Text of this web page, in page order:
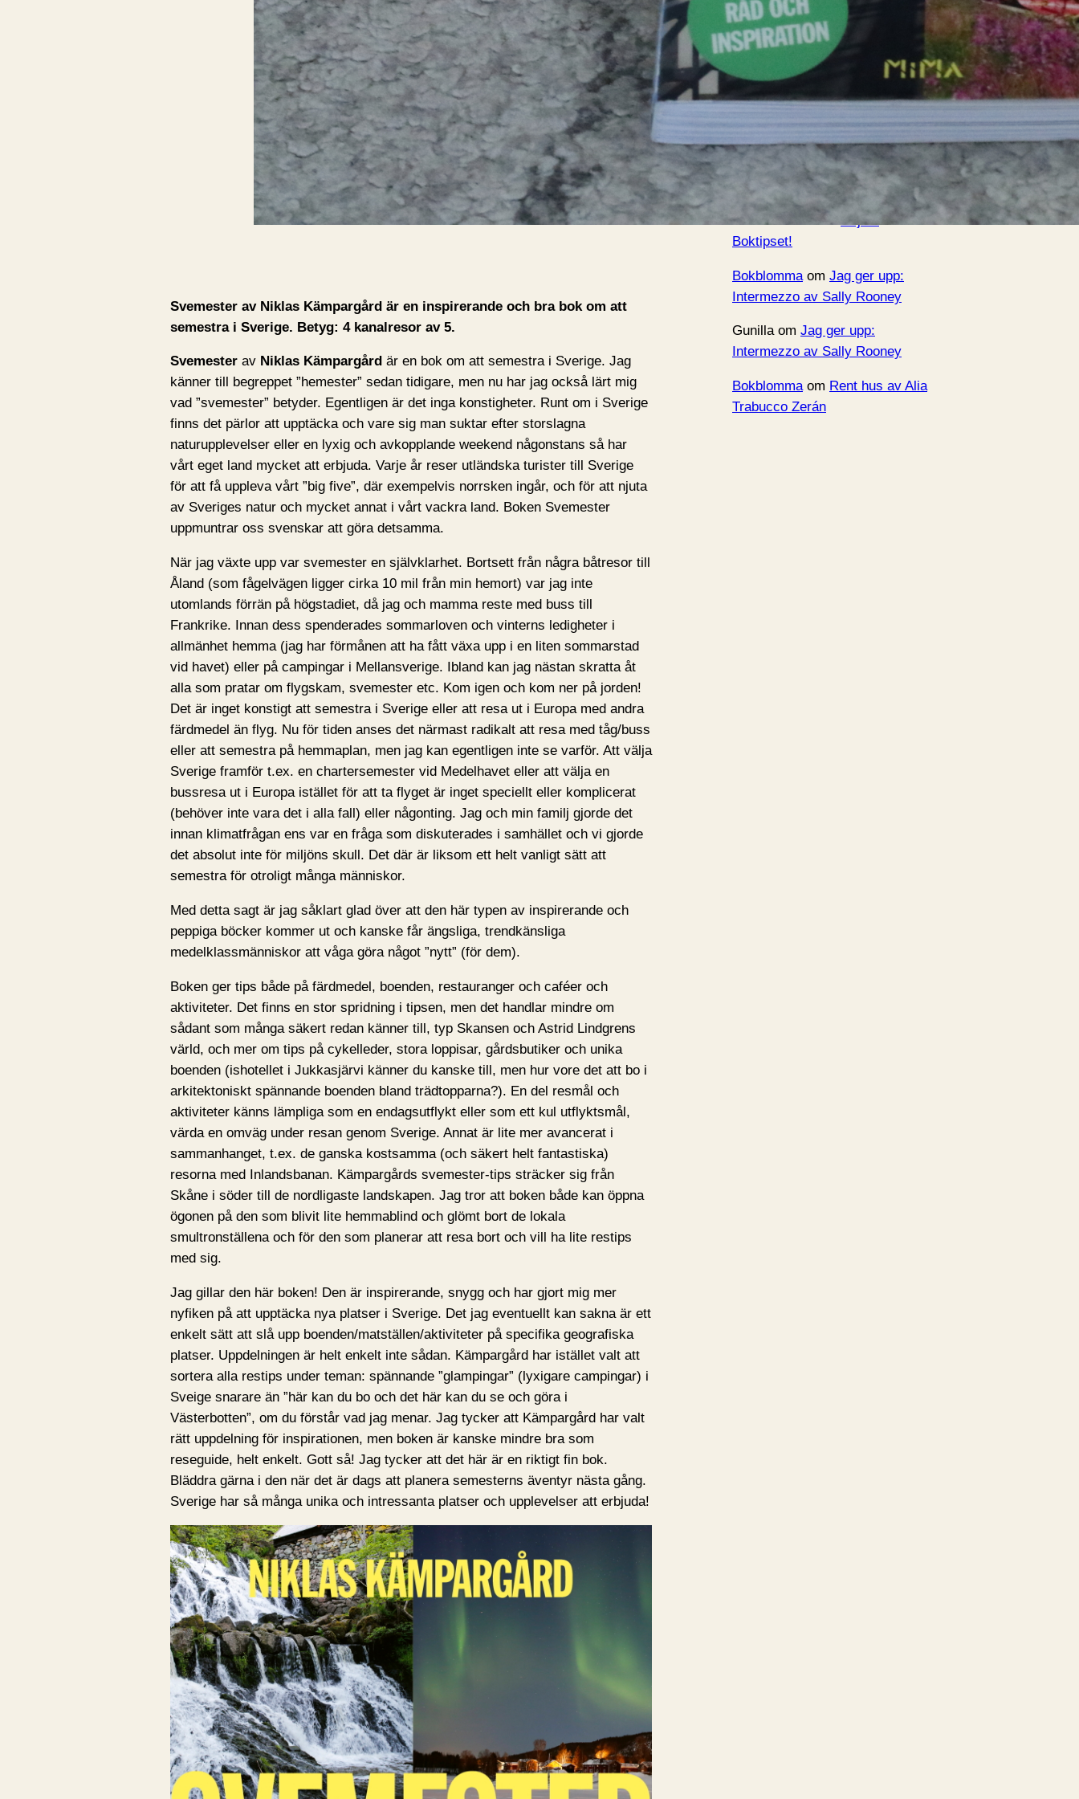
Svemester av Niklas Kämpargård är en inspirerande och bra bok om att
semestra i Sverige. Betyg: 4 kanalresor av 5.
Svemester av Niklas Kämpargård är en bok om att semestra i Sverige. Jag
känner till begreppet ”hemester” sedan tidigare, men nu har jag också lärt mig
vad ”svemester” betyder. Egentligen är det inga konstigheter. Runt om i Sverige
finns det pärlor att upptäcka och vare sig man suktar efter storslagna
naturupplevelser eller en lyxig och avkopplande weekend någonstans så har
vårt eget land mycket att erbjuda. Varje år reser utländska turister till Sverige
för att få uppleva vårt ”big five”, där exempelvis norrsken ingår, och för att njuta
av Sveriges natur och mycket annat i vårt vackra land. Boken Svemester
uppmuntrar oss svenskar att göra detsamma.
När jag växte upp var svemester en självklarhet. Bortsett från några båtresor till
Åland (som fågelvägen ligger cirka 10 mil från min hemort) var jag inte
utomlands förrän på högstadiet, då jag och mamma reste med buss till
Frankrike. Innan dess spenderades sommarloven och vinterns ledigheter i
allmänhet hemma (jag har förmånen att ha fått växa upp i en liten sommarstad
vid havet) eller på campingar i Mellansverige. Ibland kan jag nästan skratta åt
alla som pratar om flygskam, svemester etc. Kom igen och kom ner på jorden!
Det är inget konstigt att semestra i Sverige eller att resa ut i Europa med andra
färdmedel än flyg. Nu för tiden anses det närmast radikalt att resa med tåg/buss
eller att semestra på hemmaplan, men jag kan egentligen inte se varför. Att välja
Sverige framför t.ex. en chartersemester vid Medelhavet eller att välja en
bussresa ut i Europa istället för att ta flyget är inget speciellt eller komplicerat
(behöver inte vara det i alla fall) eller någonting. Jag och min familj gjorde det
innan klimatfrågan ens var en fråga som diskuterades i samhället och vi gjorde
det absolut inte för miljöns skull. Det där är liksom ett helt vanligt sätt att
semestra för otroligt många människor.
Med detta sagt är jag såklart glad över att den här typen av inspirerande och
peppiga böcker kommer ut och kanske får ängsliga, trendkänsliga
medelklassmänniskor att våga göra något ”nytt” (för dem).
Boken ger tips både på färdmedel, boenden, restauranger och caféer och
aktiviteter. Det finns en stor spridning i tipsen, men det handlar mindre om
sådant som många säkert redan känner till, typ Skansen och Astrid Lindgrens
värld, och mer om tips på cykelleder, stora loppisar, gårdsbutiker och unika
boenden (ishotellet i Jukkasjärvi känner du kanske till, men hur vore det att bo i
arkitektoniskt spännande boenden bland trädtopparna?). En del resmål och
aktiviteter känns lämpliga som en endagsutflykt eller som ett kul utflyktsmål,
värda en omväg under resan genom Sverige. Annat är lite mer avancerat i
sammanhanget, t.ex. de ganska kostsamma (och säkert helt fantastiska)
resorna med Inlandsbanan. Kämpargårds svemester-tips sträcker sig från
Skåne i söder till de nordligaste landskapen. Jag tror att boken både kan öppna
ögonen på den som blivit lite hemmablind och glömt bort de lokala
smultronställena och för den som planerar att resa bort och vill ha lite restips
med sig.
Jag gillar den här boken! Den är inspirerande, snygg och har gjort mig mer
nyfiken på att upptäcka nya platser i Sverige. Det jag eventuellt kan sakna är ett
enkelt sätt att slå upp boenden/matställen/aktiviteter på specifika geografiska
platser. Uppdelningen är helt enkelt inte sådan. Kämpargård har istället valt att
sortera alla restips under teman: spännande ”glampingar” (lyxigare campingar) i
Sveige snarare än ”här kan du bo och det här kan du se och göra i
Västerbotten”, om du förstår vad jag menar. Jag tycker att Kämpargård har valt
rätt uppdelning för inspirationen, men boken är kanske mindre bra som
reseguide, helt enkelt. Gott så! Jag tycker att det här är en riktigt fin bok.
Bläddra gärna i den när det är dags att planera semesterns äventyr nästa gång.
Sverige har så många unika och intressanta platser och upplevelser att erbjuda!
A
r
k
Senaste kommentarerna
BokblommaomHej då Boktipset!
Martin Fabian om
Hej då
Boktipset!
Bokblomma om Jag ger upp:
Intermezzo av Sally Rooney
Gunillaom Jag ger upp:
Intermezzo av Sally Rooney
Bokblommaom Rent hus av Alia
Trabucco Zerán